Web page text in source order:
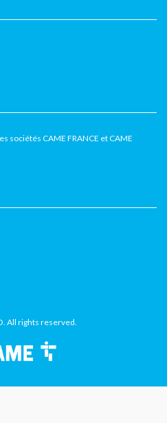
sociétés CAME FRANCE et CAME
All rights reserved.